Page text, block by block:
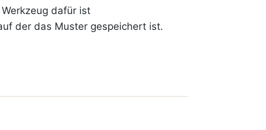
Werkzeug dafür ist
der das Muster gespeichert ist.